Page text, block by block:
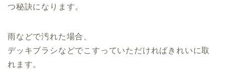
つ秘訣になります。
雨などで汚れた場合、
デッキブラシなどでこすっていただければきれいに取
れます。